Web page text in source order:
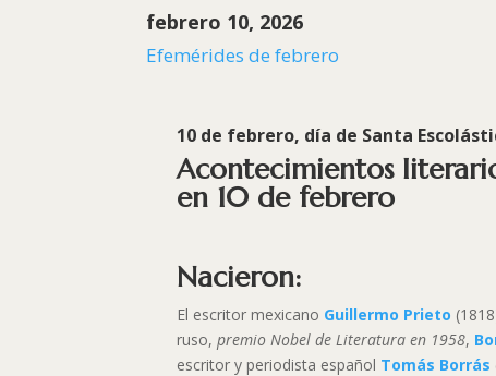
febrero 10, 2026
Efemérides de febrero
10 de febrero, día de Santa
Acontecimientos
en 10 de febrero
Nacieron:
El escritor mexicano Guillermo Prieto
ruso,premio Nobel de Literatura en 1958,
escritor y periodista español Tomás Borrás